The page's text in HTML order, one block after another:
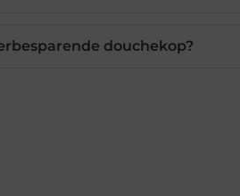
douchekop?